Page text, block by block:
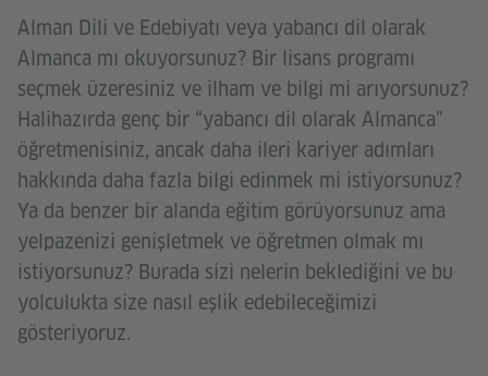
Alman Dili ve Edebiyatı veya yabancı dil olarak
Almanca mı okuyorsunuz? Bir lisans programı
seçmek üzeresiniz ve ilham ve bilgi mi arıyorsunuz?
Halihazırda genç bir “yabancı dil olarak Almanca”
öğretmenisiniz, ancak daha ileri kariyer adımları
hakkında daha fazla bilgi edinmek mi istiyorsunuz?
Ya da benzer bir alanda eğitim görüyorsunuz ama
yelpazenizi genişletmek ve öğretmen olmak mı
istiyorsunuz? Burada sizi nelerin beklediğini ve bu
yolculukta size nasıl eşlik edebileceğimizi
gösteriyoruz.